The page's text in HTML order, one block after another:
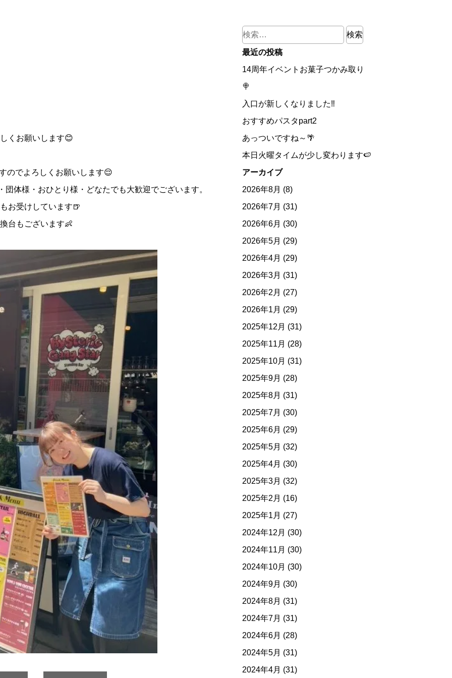
くお願いします😊
のでよろしくお願いします😌
体様・おひとり様・どなたでも大歓迎でございます。
お受けしています🍺
台もございます👶
検
索:
最近の投稿
14周年イベントお菓子つかみ取り
🍭
入口が新しくなりました‼
おすすめパスタpart2
あっついですね～🌴
本日火曜タイムが少し変わります🍉
アーカイブ
2026年8月 (8)
2026年7月 (31)
2026年6月 (30)
2026年5月 (29)
2026年4月 (29)
2026年3月 (31)
2026年2月 (27)
2026年1月 (29)
2025年12月 (31)
2025年11月 (28)
2025年10月 (31)
2025年9月 (28)
2025年8月 (31)
2025年7月 (30)
2025年6月 (29)
2025年5月 (32)
2025年4月 (30)
2025年3月 (32)
2025年2月 (16)
2025年1月 (27)
2024年12月 (30)
2024年11月 (30)
2024年10月 (30)
2024年9月 (30)
2024年8月 (31)
2024年7月 (31)
2024年6月 (28)
2024年5月 (31)
2024年4月 (31)